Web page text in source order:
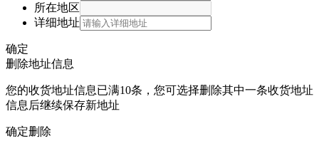
所在地区
详细地址
确定
删除地址信息
您的收货地址信息已满10条，您可选择删除其中一条收货地址
信息后继续保存新地址
确定删除